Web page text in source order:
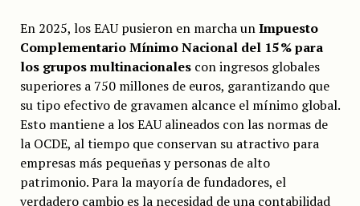
En 2025, los EAU pusieron en marcha unImpuesto
Complementario Mínimo Nacional del 15 % para
los grupos multinacionalescon ingresos globales
superiores a 750 millones de euros, garantizando que
su tipo efectivo de gravamen alcance el mínimo global.
Esto mantiene a los EAU alineados con las normas de
la OCDE, al tiempo que conservan su atractivo para
empresas más pequeñas y personas de alto
patrimonio. Para la mayoría de fundadores, el
verdadero cambio es la necesidad de una contabilidad